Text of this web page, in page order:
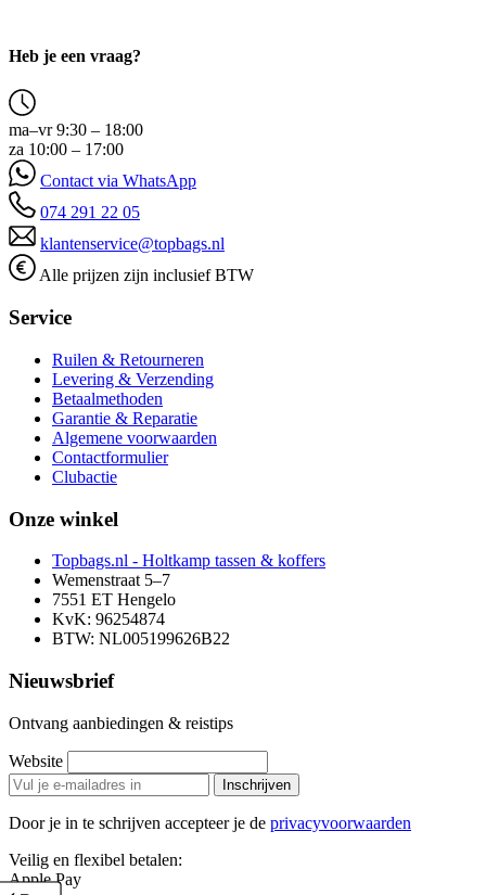
Heb je een vraag?
ma–vr 9:30 – 18:00
za 10:00 – 17:00
Contact via WhatsApp
074 291 22 05
klantenservice@topbags.nl
Alle prijzen zijn inclusief BTW
Service
Ruilen & Retourneren
Levering & Verzending
Betaalmethoden
Garantie & Reparatie
Algemene voorwaarden
Contactformulier
Clubactie
Onze winkel
Topbags.nl - Holtkamp tassen & koffers
Wemenstraat 5–7
7551 ET Hengelo
KvK: 96254874
BTW: NL005199626B22
Nieuwsbrief
Ontvang aanbiedingen & reistips
Website
Inschrijven
Door je in te schrijven accepteer je de privacyvoorwaarden
Veilig en flexibel betalen:
Apple Pay